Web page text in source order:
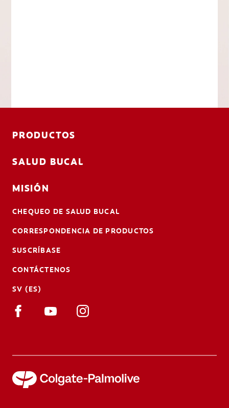
PRODUCTOS
SALUD BUCAL
MISIÓN
CHEQUEO DE SALUD BUCAL
CORRESPONDENCIA DE PRODUCTOS
SUSCRÍBASE
CONTÁCTENOS
SV (ES)